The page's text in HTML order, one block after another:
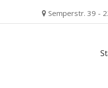
content
Semperstr. 39 -